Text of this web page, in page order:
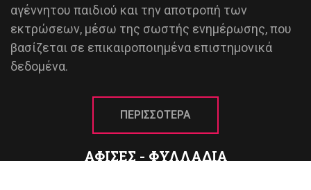
αγέννητου παιδιού και την αποτροπή των
εκτρώσεων, μέσω της σωστής ενημέρωσης, που
βασίζεται σε επικαιροποιημένα επιστημονικά
δεδομένα.
ΠΕΡΙΣΣΟΤΕΡΑ
ΑΦΙΣΕΣ - ΦΥΛΛΑΔΙΑ